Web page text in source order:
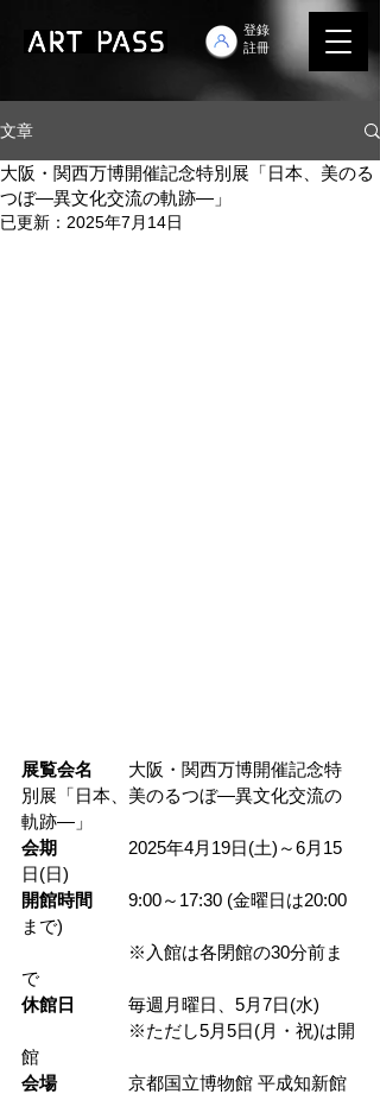
登錄
註冊
文章
大阪・関西万博開催記念特別展「日本、美のる
つぼ―異文化交流の軌跡―」
已更新： 2025年7月14日
展覧会名
大阪・関西万博開催記念特
別展「日本、美のるつぼ―異文化交流の
軌跡―」
会期 2025年4月19日(土)～6月15
日(日)
開館時間 9:00～17:30 (金曜日は20:00
まで)
※入館は各閉館の30分前ま
で
休館日 毎週月曜日、5月7日(水)
※ただし5月5日(月・祝)は開
館
会場 京都国立博物館 平成知新館